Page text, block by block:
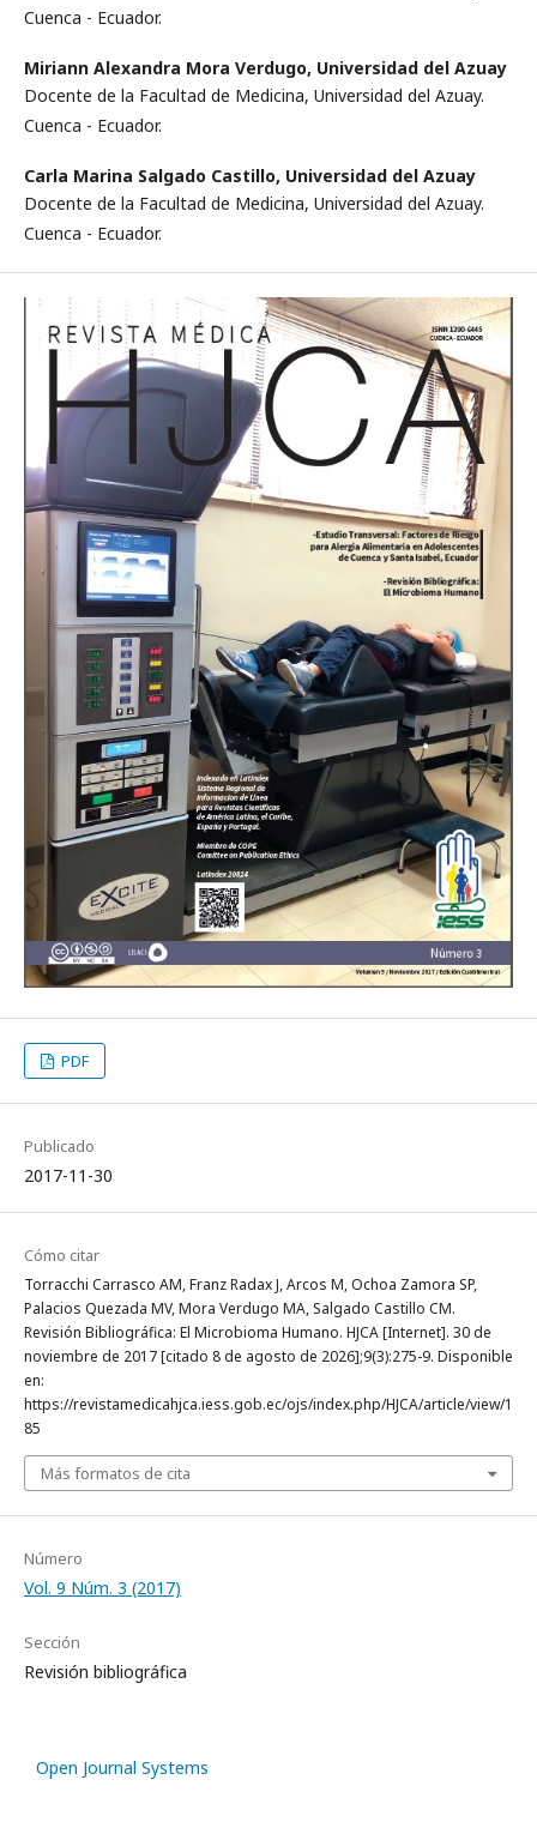
Cuenca - Ecuador.
Miriann Alexandra Mora Verdugo, Universidad del Azuay
Docente de la Facultad de Medicina, Universidad del Azuay.
Cuenca - Ecuador.
Carla Marina Salgado Castillo, Universidad del Azuay
Docente de la Facultad de Medicina, Universidad del Azuay.
Cuenca - Ecuador.
PDF
Publicado
2017-11-30
Cómo citar
Torracchi Carrasco AM, Franz Radax J, Arcos M, Ochoa Zamora SP,
Palacios Quezada MV, Mora Verdugo MA, Salgado Castillo CM.
Revisión Bibliográfica: El Microbioma Humano. HJCA [Internet]. 30 de
noviembre de 2017 [citado 8 de agosto de 2026];9(3):275-9. Disponible
en:
https://revistamedicahjca.iess.gob.ec/ojs/index.php/HJCA/article/view/1
85
Más formatos de cita
Número
Vol. 9 Núm. 3 (2017)
Sección
Revisión bibliográfica
Open Journal Systems